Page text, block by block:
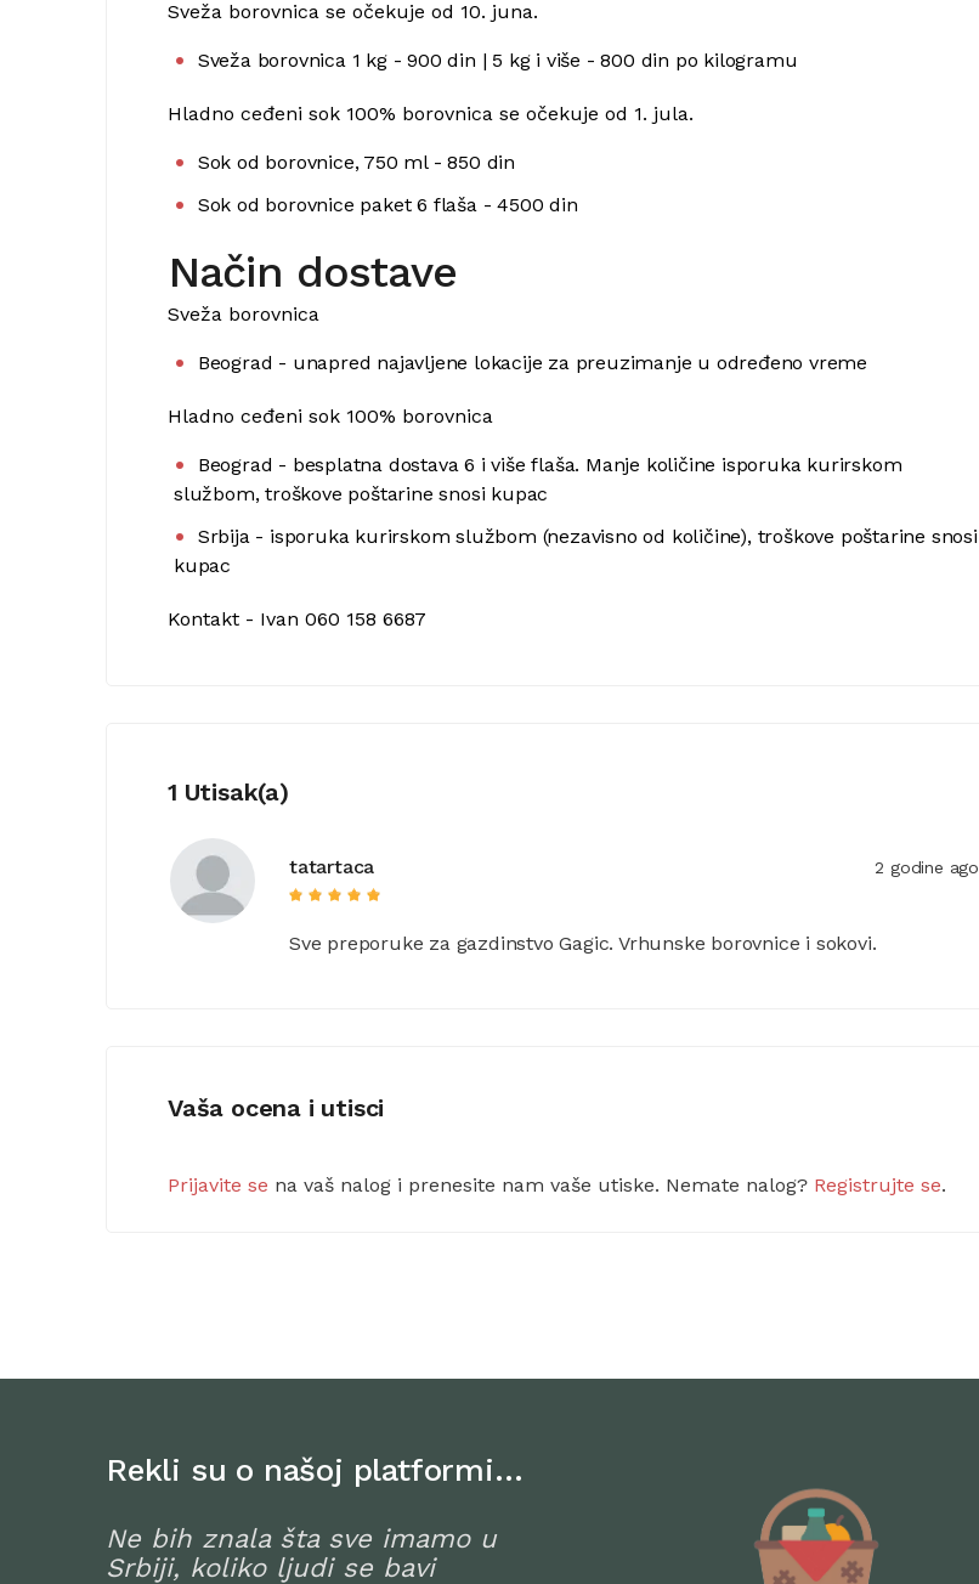
Sveža borovnica se očekuje od 10. juna.
Sveža borovnica 1 kg - 900 din | 5 kg i više - 800 din po kilogramu
Hladno ceđeni sok 100% borovnica se očekuje od 1. jula.
Sok od borovnice, 750 ml - 850 din
Sok od borovnice paket 6 flaša - 4500 din
Način dostave
Sveža borovnica
Beograd - unapred najavljene lokacije za preuzimanje u određeno vreme
Hladno ceđeni sok 100% borovnica
Beograd - besplatna dostava 6 i više flaša. Manje količine isporuka kurirskom
službom, troškove poštarine snosi kupac
Srbija - isporuka kurirskom službom (nezavisno od količine), troškove poštarine snosi
kupac
Kontakt - Ivan 060 158 6687
1 Utisak(a)
tatartaca 2 godine ago
Sve preporuke za gazdinstvo Gagic. Vrhunske borovnice i sokovi.
Vaša ocena i utisci
Prijavite se na vaš nalog i prenesite nam vaše utiske. Nemate nalog? Registrujte se.
Rekli su o našoj platformi…
Ne bih znala šta sve imamo u
Srbiji, koliko ljudi se bavi